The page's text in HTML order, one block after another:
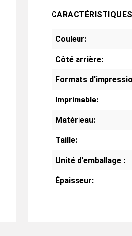
CARACTÉRISTIQUES
Couleur:
Côté arrière:
Formats
Imprimable:
Matérieau:
Taille:
Unité d'emballage :
Épaisseur: